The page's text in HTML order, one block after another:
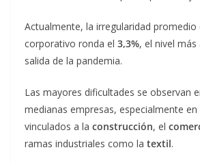
Actualmente, la irregularidad promedio
corporativo ronda el 3,3%, el nivel
salida de la pandemia.
Las mayores dificultades se observan
medianas empresas, especialmente
vinculados a la construcción, el
ramas industriales como la textil.